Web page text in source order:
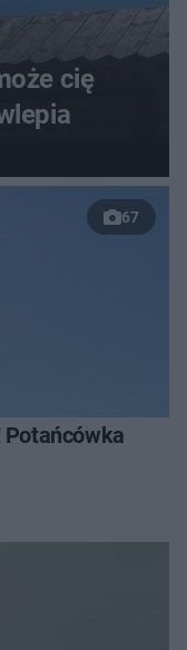
cię
67
Potańcówka